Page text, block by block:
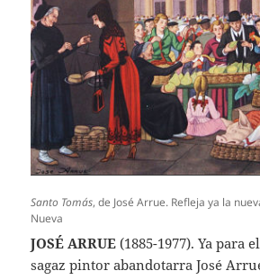
Santo Tomás, de José Arrue. Refleja ya la
Nueva
JOSÉ ARRUE(1885-1977). Ya para
sagaz pintor abandotarra José